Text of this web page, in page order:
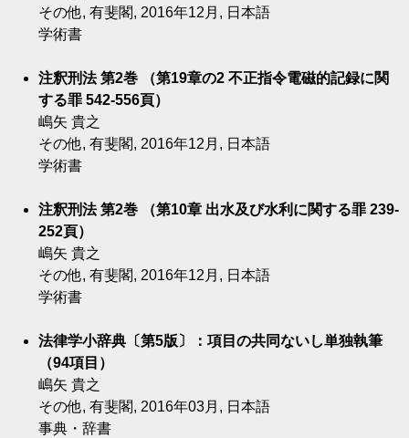
その他, 有斐閣, 2016年12月, 日本語
学術書
注釈刑法 第2巻 （第19章の2 不正指令電磁的記録に関
する罪 542-556頁）
嶋矢 貴之
その他, 有斐閣, 2016年12月, 日本語
学術書
注釈刑法 第2巻 （第10章 出水及び水利に関する罪 239-
252頁）
嶋矢 貴之
その他, 有斐閣, 2016年12月, 日本語
学術書
法律学小辞典〔第5版〕：項目の共同ないし単独執筆
（94項目）
嶋矢 貴之
その他, 有斐閣, 2016年03月, 日本語
事典・辞書